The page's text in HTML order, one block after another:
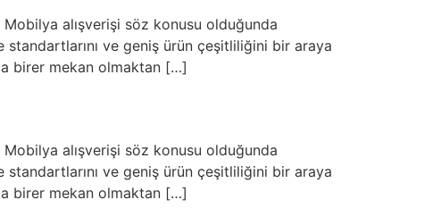
alışverişi söz konusu olduğunda
ve geniş ürün çeşitliliğini bir araya
birer mekan olmaktan […]
alışverişi söz konusu olduğunda
ve geniş ürün çeşitliliğini bir araya
birer mekan olmaktan […]